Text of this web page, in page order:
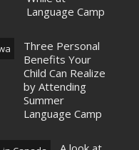
Language Camp
Three Personal
Benefits Your
Child Can Realize
by Attending
Summer
Language Camp